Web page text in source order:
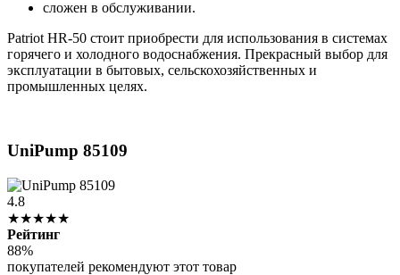
сложен в обслуживании.
Patriot HR-50 стоит приобрести для использования в системах
горячего и холодного водоснабжения. Прекрасный выбор для
эксплуатации в бытовых, сельскохозяйственных и
промышленных целях.
UniPump 85109
4.8
★★★★★
Рейтинг
88%
покупателей рекомендуют этот товар